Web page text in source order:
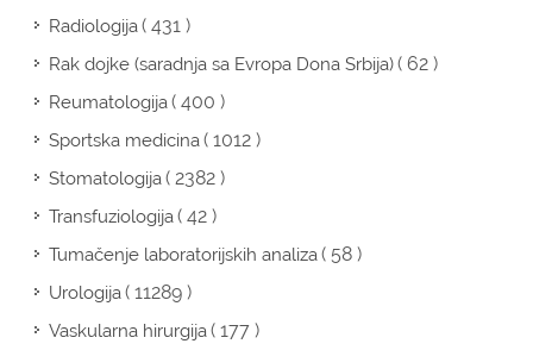
Radiologija( 431 )
Rak dojke (saradnja sa Evropa Dona Srbija)( 62 )
Reumatologija( 400 )
Sportska medicina( 1012 )
Stomatologija( 2382 )
Transfuziologija( 42 )
Tumačenje laboratorijskih analiza( 58 )
Urologija( 11289 )
Vaskularna hirurgija( 177 )